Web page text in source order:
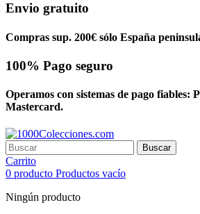
Envio gratuito
Compras sup. 200€ sólo España
100% Pago seguro
Operamos con sistemas de pago fiables:
Mastercard.
Buscar
Carrito
0 producto Productos vacío
Ningún producto